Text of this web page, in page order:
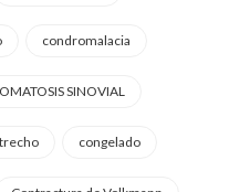
condromalacia
SINOVIAL
congelado